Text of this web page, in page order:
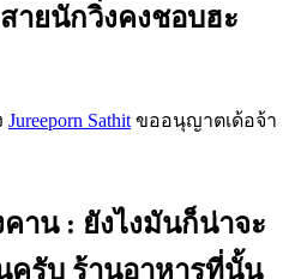
ายนักวิ่งคงชอบฮะ
Jureeporn Sathit ขออนุญาตเด้อจ้า
คาน : ยังไงมันก็น่าจะ
รับ ร้านอาหารที่นั้น